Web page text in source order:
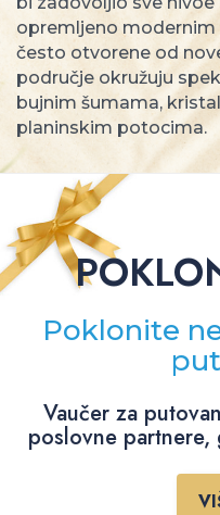
opremljeno modernim
često otvorene od
područje okružuju
bujnim šumama,
planinskim potocima.
Poklonite
Vaučer za
poslovne